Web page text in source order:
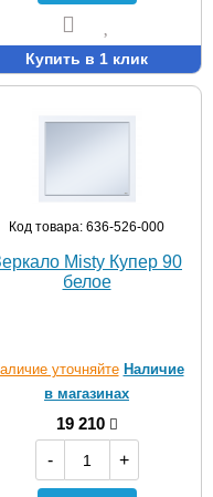
Купить в 1 клик
Код товара: 636-526-000
Misty Купер 90
белое
уточняйте Наличие
в магазинах
19 210
-
+